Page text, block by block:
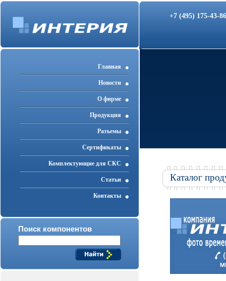
+7 (495) 175-43-
Главная
Новости
О фирме
Продукция
Разъемы
Cертификаты
Комплектующие для СКС
Статьи
Контакты
Поиск компонентов
Каталог